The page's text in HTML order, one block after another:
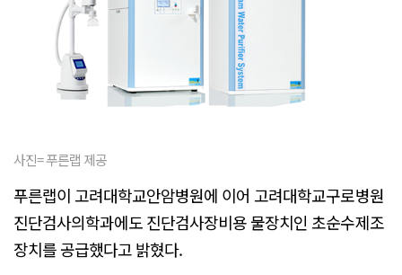
사진= 푸른랩 제공
푸른랩이 고려대학교안암병원에 이어 고려대학교구로병원
진단검사의학과에도 진단검사장비용 물장치인 초순수제조
장치를 공급했다고 밝혔다.